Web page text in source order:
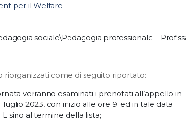
per il Welfare
sociale\Pedagogia professionale –
riorganizzati come di seguito riportato:
verranno esaminati i prenotati all’appello in
2023, con inizio alle ore 9, ed in tale data
sino al termine della lista;